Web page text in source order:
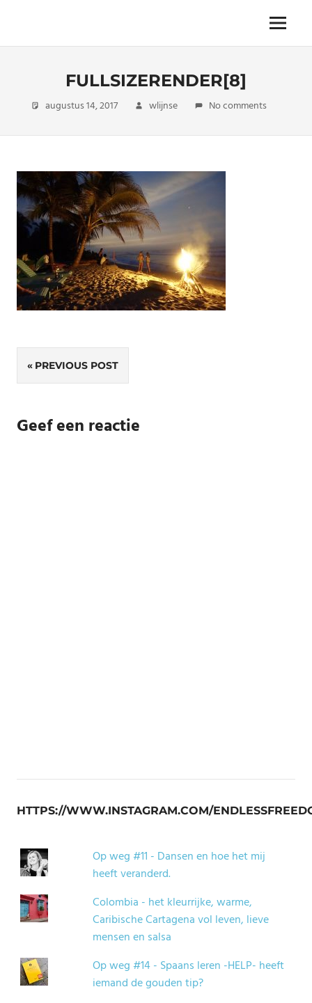
content
Menu
FULLSIZERENDER[8]
augustus 14, 2017 wlijnse No comments
Bericht
navigatie
PREVIOUS POST
Geef een reactie
HTTPS://WWW.INSTAGRAM.COM/
Op weg #11 - Dansen en hoe het mij
heeft veranderd.
Colombia - het kleurrijke, warme,
Caribische Cartagena vol leven, lieve
mensen en salsa
Op weg #14 - Spaans leren -HELP- heeft
iemand de gouden tip?